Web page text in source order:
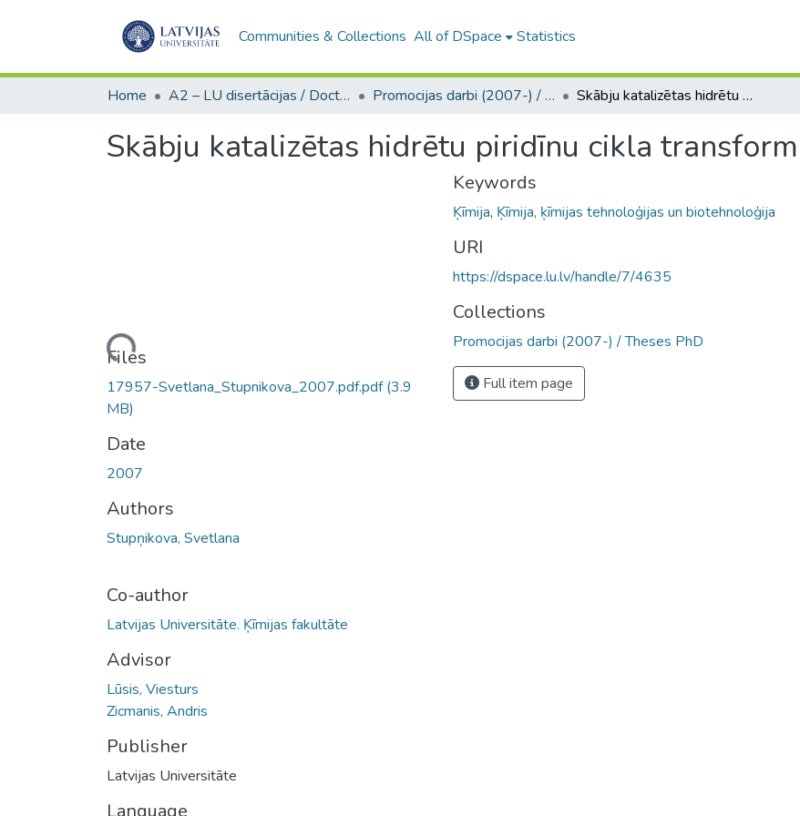
Communities & Collections All of DSpace Statistics
Home A2 – LU disertācijas / Doctoral theses UL Promocijas darbi (2007-) / Theses PhD Skābju katalizētas hidrētu piridīnu cikla transformācijas
Skābju katalizētas hidrētu piridīnu cikla
Loading...
Files
17957-Svetlana_Stupnikova_2007.pdf.pdf(3.9
MB)
Date
2007
Authors
Stupņikova, Svetlana
Co-author
Latvijas Universitāte. Ķīmijas fakultāte
Advisor
Lūsis, Viesturs
Zicmanis, Andris
Publisher
Latvijas Universitāte
Language
Keywords
Ķīmija, Ķīmija, ķīmijas tehnoloģijas un biotehnoloģija
URI
https://dspace.lu.lv/handle/7/4635
Collections
Promocijas darbi (2007-) / Theses PhD
Full item page